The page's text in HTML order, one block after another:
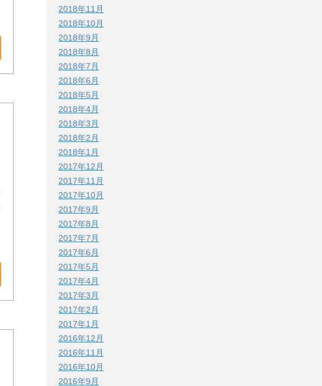
2018年11月
2018年10月
2018年9月
2018年8月
2018年7月
2018年6月
2018年5月
2018年4月
2018年3月
2018年2月
2018年1月
2017年12月
2017年11月
2017年10月
2017年9月
2017年8月
2017年7月
2017年6月
2017年5月
2017年4月
2017年3月
2017年2月
2017年1月
2016年12月
2016年11月
2016年10月
2016年9月